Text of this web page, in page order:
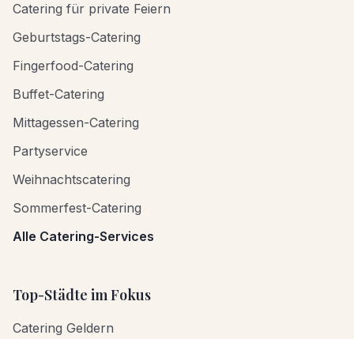
Catering für private Feiern
Geburtstags-Catering
Fingerfood-Catering
Buffet-Catering
Mittagessen-Catering
Partyservice
Weihnachtscatering
Sommerfest-Catering
Alle Catering-Services
Top-Städte im Fokus
Catering Geldern